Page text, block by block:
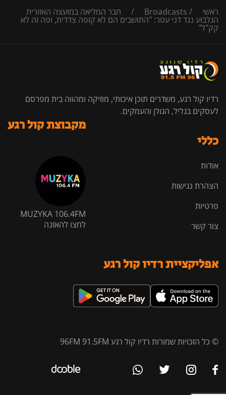
ראשי /
Broadcasts
/ חבר המליאה במועצה האזורית
הגלבוע נגד דני עטר: "התושבים הם לא קופה צדדית, ופה זה לא
קק"ל"
רדיו קול רגע, משדרים תוכן איכותי, מוזיקה ומהווה בית מפרסם
לעסקים בגליל, הגולן והעמקים.
כללי
אודות
הצהרת נגישות
פרטיות
צור קשר
מקבוצת קול רגע
MUZYKA 106.4FM
לחצו להאזנה
אפליקציית רדיו קול רגע
© כל הזכויות שמורות רדיו קול רגע 96FM 91.5FM